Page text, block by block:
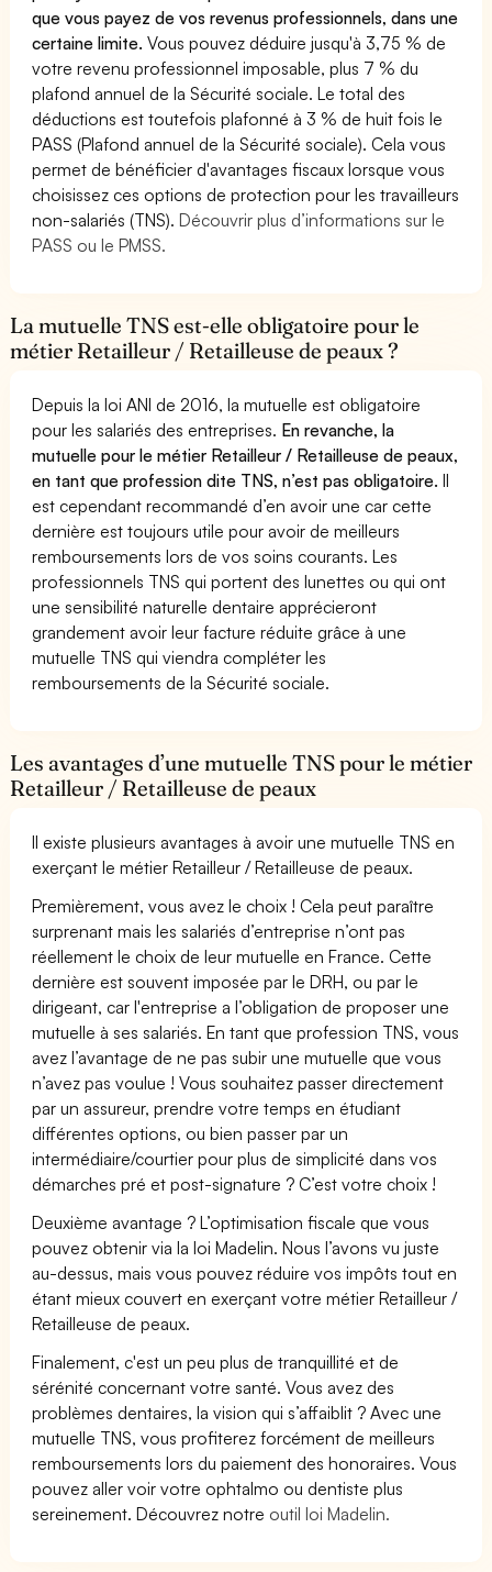
que vous payez de vos revenus professionnels, dans une
certaine limite.Vous pouvez déduire jusqu'à 3,75 % de
votre revenu professionnel imposable, plus 7 % du
plafond annuel de la Sécurité sociale. Le total des
déductions est toutefois plafonné à 3 % de huit fois le
PASS (Plafond annuel de la Sécurité sociale). Cela vous
permet de bénéficier d'avantages fiscaux lorsque vous
choisissez ces options de protection pour les travailleurs
non-salariés (TNS).Découvrir plus d’informations sur le
PASS ou le PMSS.
La mutuelle TNS est-elle obligatoire pour le
métier Retailleur / Retailleuse de peaux ?
Depuis la loi ANI de 2016, la mutuelle est obligatoire
pour les salariés des entreprises. En revanche, la
mutuelle pour le métier Retailleur / Retailleuse de peaux,
en tant que profession dite TNS, n’est pas obligatoire.Il
est cependant recommandé d’en avoir une car cette
dernière est toujours utile pour avoir de meilleurs
remboursements lors de vos soins courants. Les
professionnels TNS qui portent des lunettes ou qui ont
une sensibilité naturelle dentaire apprécieront
grandement avoir leur facture réduite grâce à une
mutuelle TNS qui viendra compléter les
remboursements de la Sécurité sociale.
Les avantages d’une mutuelle TNS pour le métier
Retailleur / Retailleuse de peaux
Il existe plusieurs avantages à avoir une mutuelle TNS en
exerçant le métier Retailleur / Retailleuse de peaux.
Premièrement, vous avez le choix ! Cela peut paraître
surprenant mais les salariés d’entreprise n’ont pas
réellement le choix de leur mutuelle en France. Cette
dernière est souvent imposée par le DRH, ou par le
dirigeant, car l'entreprise a l’obligation de proposer une
mutuelle à ses salariés. En tant que profession TNS, vous
avez l’avantage de ne pas subir une mutuelle que vous
n’avez pas voulue ! Vous souhaitez passer directement
par un assureur, prendre votre temps en étudiant
différentes options, ou bien passer par un
intermédiaire/courtier pour plus de simplicité dans vos
démarches pré et post-signature ? C’est votre choix !
Deuxième avantage ? L’optimisation fiscale que vous
pouvez obtenir via la loi Madelin. Nous l’avons vu juste
au-dessus, mais vous pouvez réduire vos impôts tout en
étant mieux couvert en exerçant votre métier Retailleur /
Retailleuse de peaux.
Finalement, c'est un peu plus de tranquillité et de
sérénité concernant votre santé. Vous avez des
problèmes dentaires, la vision qui s’affaiblit ? Avec une
mutuelle TNS, vous profiterez forcément de meilleurs
remboursements lors du paiement des honoraires. Vous
pouvez aller voir votre ophtalmo ou dentiste plus
sereinement. Découvrez notre outil loi Madelin.